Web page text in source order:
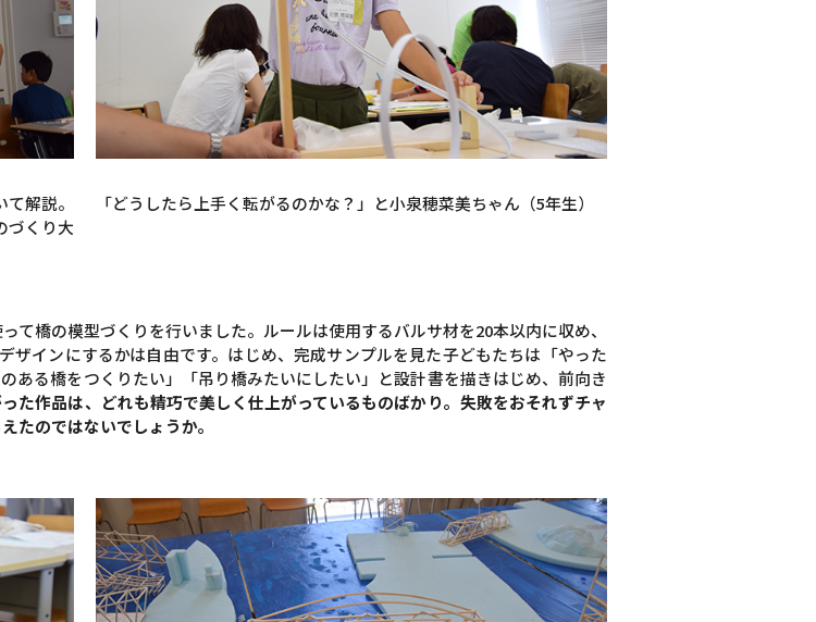
解説。
づくり大
「どうしたら上手く転がるのかな？」と小泉穂菜美ちゃん（5年生）
て橋の模型づくりを行いました。ルールは使用するバルサ材を20本以内に収め、
インにするかは自由です。はじめ、完成サンプルを見た子どもたちは「やった
ある橋をつくりたい」「吊り橋みたいにしたい」と設計書を描きはじめ、前向き
た作品は、どれも精巧で美しく仕上がっているものばかり。失敗をおそれずチャ
たのではないでしょうか。